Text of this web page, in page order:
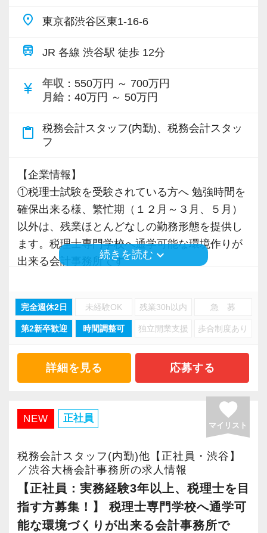
る「合格手当」、社員には入社3年（5万円）・5
す。
詳しくはこちら（リンク先：https://www.tokyo-
consulting.com/recruit/environment/benefits）
【成長のための5つのこだわりを大事にしていま
ポンス・プラス思考・有言実行・他責禁止・気
配り」を掲げ、一人ひとりが実行しています。
より多くの「ありがとう」と笑顔をいただき続
けるために「情熱家であれ！」がモットーで
す。
当社では、「こうなりたい」という将来のキャ
リアプランが明確な方が成長しています。
そのため、採用面接では「1年後、3年後、5年後
にどうなりたいか？」を必ずお聞きします。
たとえば希望年収があれば、その目標に向けて
当社は積極的な人に惜しみなくチャンスを与え
るというスタイルで、経験年数を積めば自動的
にキャリアアップするという仕組みになっては
いません。
ですから、ステップアップしたい人は、遠慮な
く自分から手を挙げてください。
会計の知識を得られるようフォロー体制はバッ
【先輩スタッフのサポートを受けながら段階を
踏んでステップアップできます♪】
ています。あなたの成長にあわせてステップア
ップしていきましょう。
▽ステップ1(入社〜約1ヶ月)
先輩が担当しているお客様の月次試算表を作成
しながら少しずつレベルアップしていきましょ
う。実際の数字に触れながら業務に取り組んで
頂くことで、より理解と知識が深まります！
そろそろ入力業務に慣れてきますので、本人の
希望に応じて決算業務、年末調整業務、確定申
告業務にもチャレンジして頂けます。先輩スタ
ッフがサポートしますので、安心して税務・会
計の業務を一通り覚えられます！
一通りの業務を覚えたら、自分自身で決算を行
って頂きます。決算書が出来ましたら、先輩ス
タッフ・オフィス責任者からのチェックと国税
OBのダブルチェックがあります。
当社ならではの「仕事のステップ」を踏みなが
ら実務を経験することで、半年もすればある程
自主性がある方には活躍できる舞台はいくらで
い目標がある方は、ぜひ当社の門を叩いてくだ
頼される税務のプロを目指せます】
私達は「税務のプロフェッショナルとしてお客
お客様から「こうしたい」という理想をいただ
いたら、それを一緒になって実現するために大
きく力を発揮できる存在でありたいと考えてい
ます。ご紹介案件が7割を超えているのも、そう
いった私たちの姿勢がお客様から評価されてい
今後もお客様に満足していただけるようにスキ
ルの向上を目指し、税務のプロとして高い信頼
を獲得していきます。
お客様から信頼され、心の通ったサービスを提
供する真の「税務プロフェッショナル」として
の道を私たちと一緒に歩んでみませんか？
【将来オフィスをお任せできる貴方の力を求め
ています】
積み重ねてこられた知識と経験を生かして、さ
らなる活躍の場を求めている貴方の力を発揮で
きる職場です。
新たなマネージャー候補として、将来的にオフ
ありません。
大切なのは、「少しずつでも成長したい」とい
う気持ちです。
自信にもつながっていきます。
困ったときは自然と声を掛け合い、お互いにフ
ォローし合う風土があります。
一人で抱え込まず、安心して働ける環境です。
私たちは、「家庭を大切にしながら、自分らし
く働きたい」という方を応援しています。
あなたのペースで少しずつ成長し、長く活躍し
ていただけることを楽しみにしています。
の新オフィスへ移転します。駅近で通勤しやす
く、ランチや仕事帰りのお買い物にも便利な好
立地です！
place 東京都渋谷区東1-16-6
train JR 各線 渋谷駅 徒歩 12分
currency_yen 年収 ：550万円 ～ 700万円
月給 ：40万円 ～ 50万円
content_paste
税務会計スタッフ(内勤)、税務会計スタッ
フ
【企業情報】
①税理士試験を受験されている方へ 勉強時間を
確保出来る様、繁忙期（１２月～３月、５月）
以外は、残業ほとんどなしの勤務形態を提供し
ます。税理士専門学校へ通学可能な環境作りが
出来る会計事務所です
③在宅勤務は、部長クラスのみで、一般社員は
基本的に出勤し、業務を行っていただきます
与・達人・MJSミロク情報サービスの会計ソフ
トを使っています
⑤当事務所は自社ビル 第二ビルも2027年4月完
成 新しいビルで気持ちよく一緒に働きませんか
⑥創業31年の成長性と安定感が、従業員の雇用
をお守り致します
⑦組織化され、各業務はマニュアル化されてい
るので安心してお仕事していただけます
⑧個人の生活スタイルを重視した働き方が出来
る事務所です
続きを読む keyboard_arrow_down
完全週休2日 未経験OK 残業30h以内 急 募
第2新卒歓迎 時間調整可 独立開業支援 歩合制度あり
詳細を見る 応募する
NEW 正社員 favorite
マイリスト
税務会計スタッフ(内勤)他【正社員・渋谷】
／渋谷大橋会計事務所の求人情報
【正社員：実務経験3年以上、税理士を目
指す方募集！】 税理士専門学校へ通学可
能な環境づくりが出来る会計事務所で